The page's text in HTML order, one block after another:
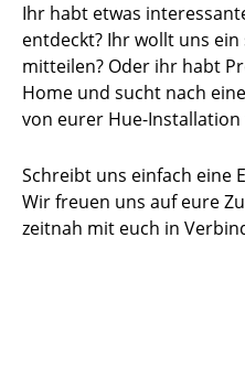
Ihr habt etwas
entdeckt? Ihr wollt uns
mitteilen? Oder ihr habt
Home und sucht nach
von eurer Hue-
Schreibt uns einfach eine
Wir freuen uns auf eure
zeitnah mit euch in